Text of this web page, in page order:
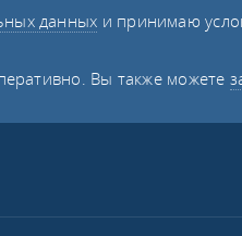
данных и принимаю
Вы также можете